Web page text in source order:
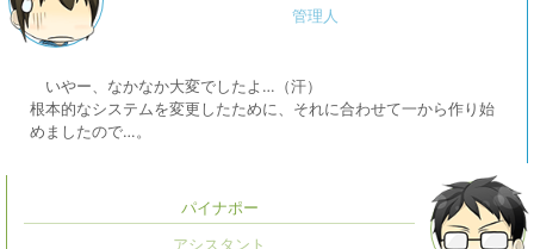
いやー、なかなか大変でしたよ…（汗）
根本的なシステムを変更したために、それに合わせて一から作り始
めましたので…。
パイナポー